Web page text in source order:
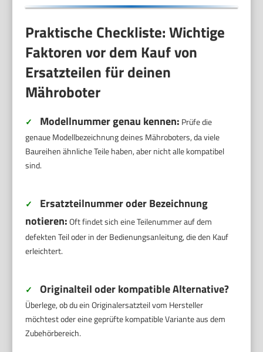
Praktische Checkliste: Wichtige
Faktoren vor dem Kauf von
Ersatzteilen für deinen
Mähroboter
✓ Modellnummer genau kennen: Prüfe die
genaue Modellbezeichnung deines Mähroboters, da viele
Baureihen ähnliche Teile haben, aber nicht alle kompatibel
sind.
✓
Ersatzteilnummer oder Bezeichnung
notieren:Oft findet sich eine Teilenummer auf dem
defekten Teil oder in der Bedienungsanleitung, die den Kauf
erleichtert.
✓ Originalteil oder kompatible Alternative?
Überlege, ob du ein Originalersatzteil vom Hersteller
möchtest oder eine geprüfte kompatible Variante aus dem
Zubehörbereich.